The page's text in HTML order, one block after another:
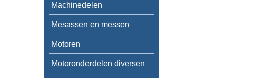
Machinedelen
Mesassen en messen
Motoren
Motoronderdelen diversen